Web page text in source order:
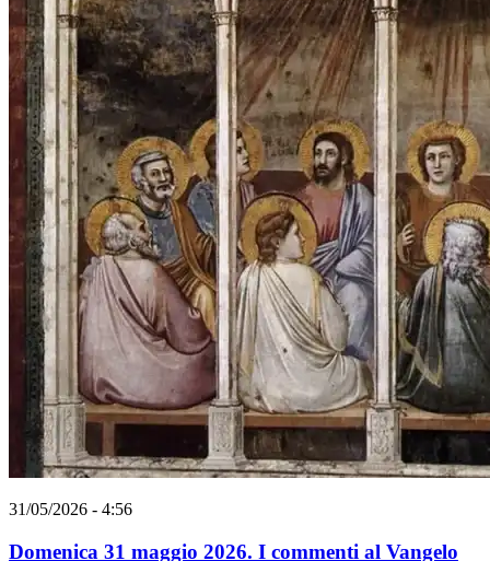
31/05/2026 - 4:56
Domenica 31 maggio 2026. I commenti al Vangelo